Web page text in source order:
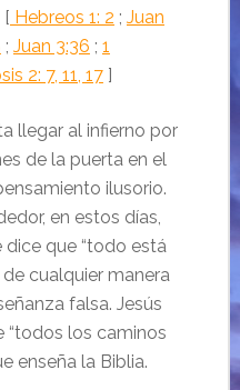
[ Hebreos 1: 2 ; Juan
; Juan 3:36 ; 1
2: 7, 11, 17]
llegar al infierno por
de la puerta en el
ilusorio.
en estos días,
que “todo está
cualquier manera
falsa. Jesús
“todos los caminos
enseña la Biblia.